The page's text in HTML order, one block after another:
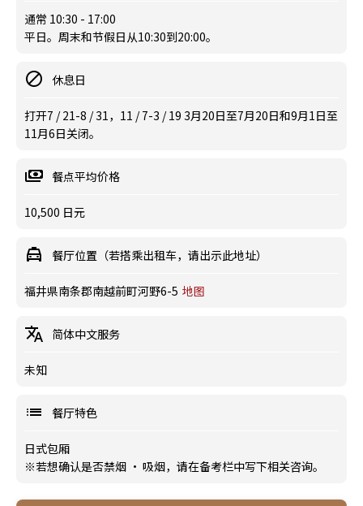
通常 10:30 - 17:00
平日。周末和节假日从10:30到20:00。
休息日
打开7 / 21-8 / 31，11 / 7-3 / 19 3月20日至7月20日和9月1日至
11月6日关闭。
餐点平均价格
10,500 日元
餐厅位置（若搭乘出租车，请出示此地址）
福井県南条郡南越前町河野6-5 地图
简体中文服务
未知
餐厅特色
日式包厢
※若想确认是否禁烟 · 吸烟，请在备考栏中写下相关咨询。